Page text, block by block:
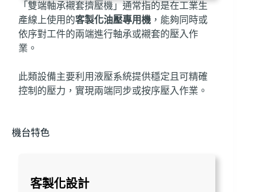
「雙端軸承襯套擠壓機」通常指的是在工業生
產線上使用的客製化油壓專用機，能夠同時或
依序對工件的兩端進行軸承或襯套的壓入作
業。
此類設備主要利用液壓系統提供穩定且可精確
控制的壓力，實現兩端同步或按序壓入作業。
機台特色
客製化設計